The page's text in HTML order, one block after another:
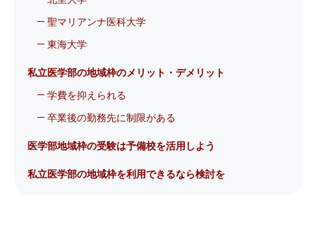
聖マリアンナ医科大学
東海大学
私立医学部の地域枠のメリット・デメリット
学費を抑えられる
卒業後の勤務先に制限がある
医学部地域枠の受験は予備校を活用しよう
私立医学部の地域枠を利用できるなら検討を